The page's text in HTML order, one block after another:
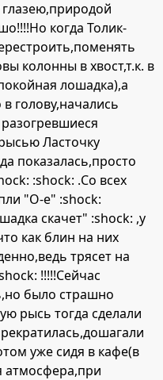
глазею,природой
когда Толик-
колонны в хвост,т.к. в
лошадка),а
голову,начались
Ласточку
показалась,просто
:shock: .Со всех
"О-е" :shock:
скачет" :shock: ,у
как блин на них
трясет на
!!!!!Сейчас
было страшно
рысь тогда сделали
уже сидя в кафе(в
атмосфера,при